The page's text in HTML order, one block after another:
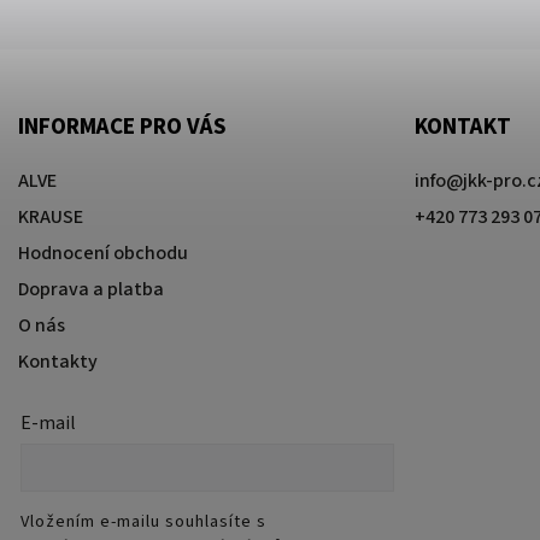
INFORMACE PRO VÁS
ALVE
KRAUSE
Hodnocení obchodu
Doprava a platba
O nás
Kontakty
KONTAKT
info@jkk-
+420 773 293
E-mail
Vložením e-mailu souhlasíte s